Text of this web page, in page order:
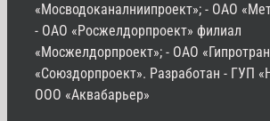
«Мосводоканалниипроект»; - ОАО
- ОАО «Росжелдорпроект» филиал
«Мосжелдорпроект»; - ОАО
«Союздорпроект». Разработан - ГУП
ООО «Аквабарьер»